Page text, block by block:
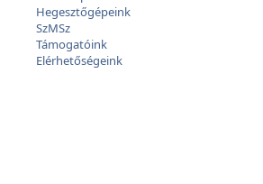
Hegesztőgépeink
SzMSz
Támogatóink
Elérhetőségeink